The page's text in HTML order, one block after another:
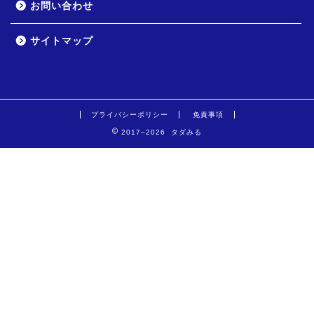
お問い合わせ
サイトマップ
プライバシーポリシー 免責事項
2017–2026 タダみる